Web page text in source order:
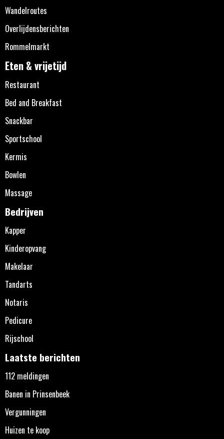
Wandelroutes
Overlijdensberichten
Rommelmarkt
Eten & vrijetijd
Restaurant
Bed and Breakfast
Snackbar
Sportschool
Kermis
Bowlen
Massage
Bedrijven
Kapper
Kinderopvang
Makelaar
Tandarts
Notaris
Pedicure
Rijschool
Laatste berichten
112 meldingen
Banen in Prinsenbeek
Vergunningen
Huizen te koop